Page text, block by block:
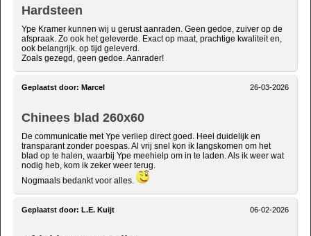
Hardsteen
Ype Kramer kunnen wij u gerust aanraden. Geen gedoe, zuiver op de
afspraak. Zo ook het geleverde. Exact op maat, prachtige kwaliteit en,
ook belangrijk. op tijd geleverd.
Zoals gezegd, geen gedoe. Aanrader!
26-03-2026
Geplaatst door: Marcel
Chinees blad 260x60
De communicatie met Ype verliep direct goed. Heel duidelijk en
transparant zonder poespas. Al vrij snel kon ik langskomen om het
blad op te halen, waarbij Ype meehielp om in te laden. Als ik weer wat
nodig heb, kom ik zeker weer terug.
Nogmaals bedankt voor alles.
06-02-2026
Geplaatst door: L.E. Kuijt